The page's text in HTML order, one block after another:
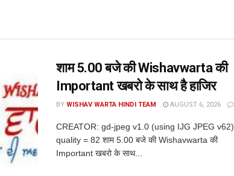
शाम 5.00 बजे की Wishavwarta की
Important खबरो के साथ है हाजिर
BY WISHAV WARTA HINDI TEAM AUGUST 6, 2026
CREATOR: gd-jpeg v1.0 (using IJG JPEG v62),
quality = 82 शाम 5.00 बजे की Wishavwarta की
Important खबरो के साथ...